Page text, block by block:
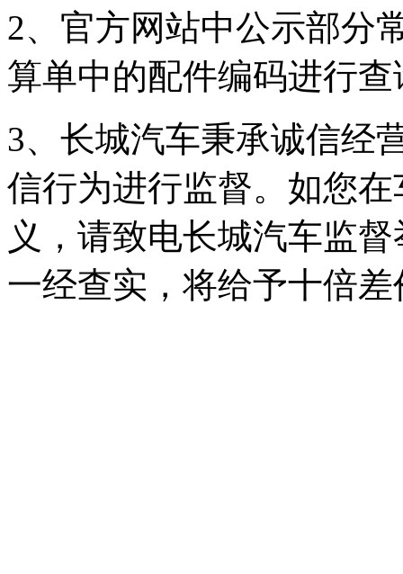
2、 官方网站中公示部分常
算单中的配件编码进行查
3、 长城汽车秉承诚信经营
信行为进行监督。如您
义，请致电长城汽车监
一经查实，将给予十倍